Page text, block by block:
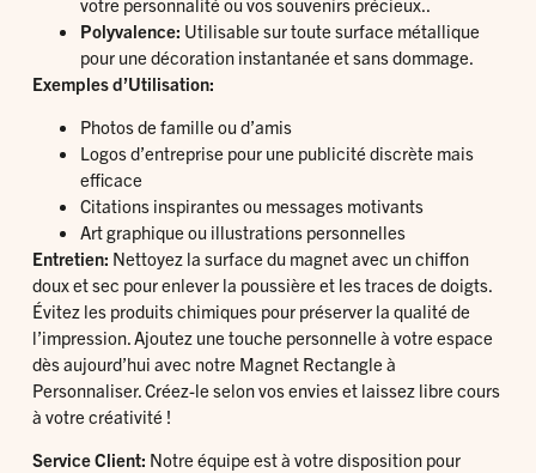
Polyvalence: Utilisable sur toute surface métallique
pour une décoration instantanée et sans dommage.
Exemples d’Utilisation:
Photos de famille ou d’amis
Logos d’entreprise pour une publicité discrète mais
efficace
Citations inspirantes ou messages motivants
Art graphique ou illustrations personnelles
Entretien: Nettoyez la surface du magnet avec un chiffon
doux et sec pour enlever la poussière et les traces de doigts.
Évitez les produits chimiques pour préserver la qualité de
l’impression. Ajoutez une touche personnelle à votre espace
dès aujourd’hui avec notre Magnet Rectangle à
Personnaliser. Créez-le selon vos envies et laissez libre cours
à votre créativité !
Service Client: Notre équipe est à votre disposition pour